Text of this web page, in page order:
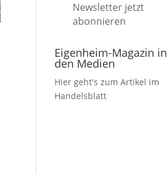
Newsletter jetzt
abonnieren
Eigenheim-Magazin in
den Medien
Hier geht's zum Artikel im
Handelsblatt